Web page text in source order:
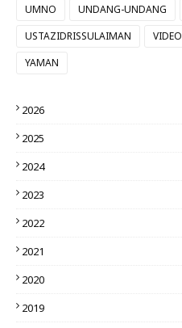
UMNO
UNDANG-UNDANG
USTAZIDRISSULAIMAN
VIDEO
YAMAN
2026
2025
2024
2023
2022
2021
2020
2019